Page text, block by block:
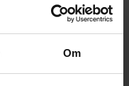
Om
Induktionshäll
Ja